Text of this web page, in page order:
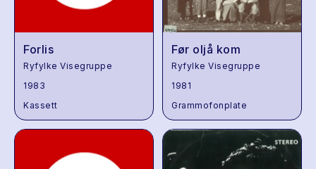
Forlis
Ryfylke Visegruppe
1983
Kassett
Før oljå kom
Ryfylke Visegruppe
1981
Grammofonplate